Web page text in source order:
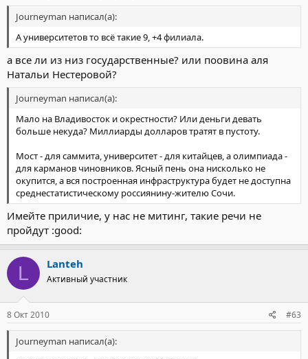
Journeyman написал(а):
А университетов то всё такие 9, +4 филиала.
а все ли из низ государственные? или поовина аля
Натальи Нестеровой?
Journeyman написал(а):
Мало на Владивосток и окрестности? Или деньги девать
больше некуда? Миллиарды долларов тратят в пустоту.
Мост - для саммита, университет - для китайцев, а олимпиада -
для карманов чиновников. Ясный пень она нисколько не
окупится, а вся построенная инфраструктура будет не доступна
среднестатистическому россиянину-жителю Сочи.
Имейте приличие, у нас не митинг, такие речи не
пройдут :good:
L Lanteh
Активный участник
8 Окт 2010 #63
Journeyman написал(а):